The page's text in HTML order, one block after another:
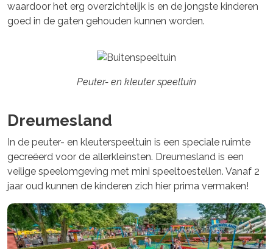
waardoor het erg overzichtelijk is en de jongste kinderen
goed in de gaten gehouden kunnen worden.
Peuter- en kleuter speeltuin
Dreumesland
In de peuter- en kleuterspeeltuin is een speciale ruimte
gecreëerd voor de allerkleinsten. Dreumesland is een
veilige speelomgeving met mini speeltoestellen. Vanaf 2
jaar oud kunnen de kinderen zich hier prima vermaken!